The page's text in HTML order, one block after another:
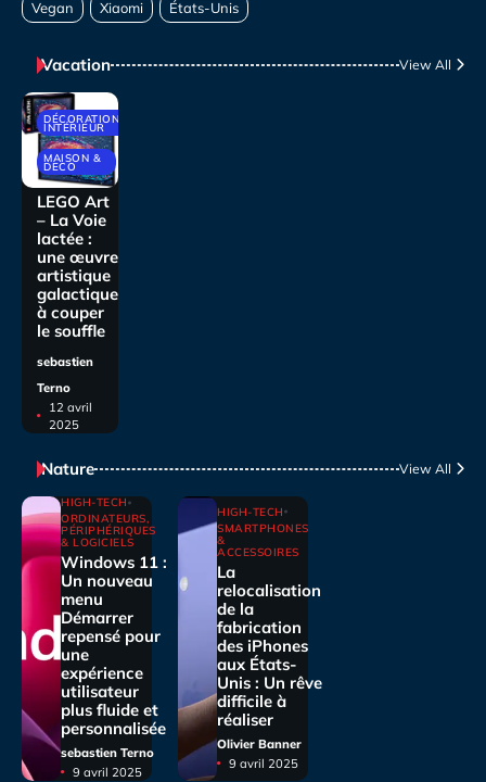
Vacation View All
DÉCORATIONS
INTÉRIEUR
MAISON &
DECO
LEGO Art
– La Voie
lactée :
une œuvre
artistique
galactique
à couper
le souffle
sebastien
Terno
12 avril
2025
Nature View All
HIGH-TECH
ORDINATEURS,
PÉRIPHÉRIQUES
& LOGICIELS
Windows 11 :
Un nouveau
menu
Démarrer
repensé pour
une
expérience
utilisateur
plus fluide et
personnalisée
sebastien Terno
9 avril 2025
HIGH-TECH
SMARTPHONES
&
ACCESSOIRES
La
relocalisation
de la
fabrication
des iPhones
aux États-
Unis : Un rêve
difficile à
réaliser
Olivier Banner
9 avril 2025